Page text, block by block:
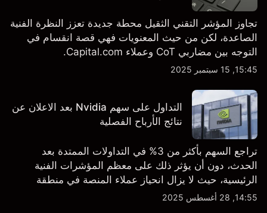
تجاوز المؤشر التقني الثقيل محطة جديدة تعزز النظرة الفنية
الصاعدة، لكن من حيث المعنويات فهي قصة انقسام في
التوجه بين مضاربي CoT وعملاء Capital.com.
15:45, 15 سبتمبر 2025
التداول على سهم Nvidia بعد الاعلان عن
نتائج الأرباح الفصلية
تراجع السهم بأكثر من 3% في التداولات الممتدة بعد
الحدث، دون أن يؤثر ذلك على معظم المؤشرات الفنية
الرئيسية، حيث لا يزال انحياز عملاء المنصة في منطقة
الشراء المفرط.
14:55, 28 أغسطس 2025